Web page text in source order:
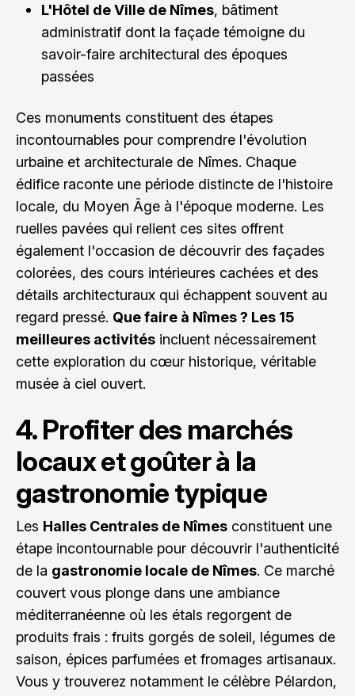
L'Hôtel de Ville de Nîmes, bâtiment
administratif dont la façade témoigne du
savoir-faire architectural des époques
passées
Ces monuments constituent des étapes
incontournables pour comprendre l'évolution
urbaine et architecturale de Nîmes. Chaque
édifice raconte une période distincte de l'histoire
locale, du Moyen Âge à l'époque moderne. Les
ruelles pavées qui relient ces sites offrent
également l'occasion de découvrir des façades
colorées, des cours intérieures cachées et des
détails architecturaux qui échappent souvent au
regard pressé. Que faire à Nîmes ? Les 15
meilleures activités incluent nécessairement
cette exploration du cœur historique, véritable
musée à ciel ouvert.
4. Profiter des marchés
locaux et goûter à la
gastronomie typique
Les Halles Centrales de Nîmes constituent une
étape incontournable pour découvrir l'authenticité
de la gastronomie locale de Nîmes. Ce marché
couvert vous plonge dans une ambiance
méditerranéenne où les étals regorgent de
produits frais : fruits gorgés de soleil, légumes de
saison, épices parfumées et fromages artisanaux.
Vous y trouverez notamment le célèbre Pélardon,